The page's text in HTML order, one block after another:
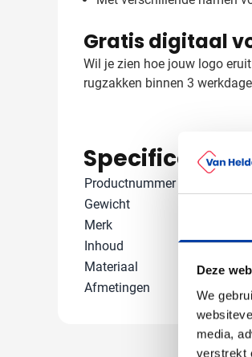
Deze
We
media,
verstrekt
Gratis digitaal
Wil je zien hoe jouw logo
rugzakken binnen 3
Specificaties
Productnummer
Gewicht
Merk
Inhoud
Materiaal
Afmetingen